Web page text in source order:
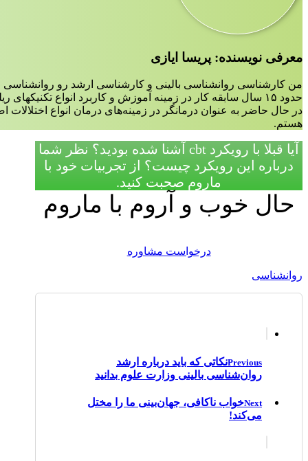
معرفی نویسنده: پریسا ایازی
من کارشناسی روانشناسی بالینی و کارشناسی ارشد رو
حدود ۱۵ سال سابقه کار در زمینه آموزش و کاربرد انواع تکنیکهای ریلکسیشن،مدیتیشن و مایندفولنس دارم.
در حال حاضر به عنوان درمانگر در زمینه‌‌های درمان انواع
هستم.
آیا قبلا با رویکرد cbt آشنا شده بودید؟ نظر شما
درباره این رویکرد چیست؟ از تجربیات خود با
ماروم صحبت کنید.
حال خوب و آروم با ماروم
درخواست مشاوره
روانشناسی
Previousنکاتی که باید درباره ارشد
روان‌شناسی بالینی وزارت علوم بدانید
Nextخواب ناکافی، جهان‌بینی ما را مختل
می‌کند!